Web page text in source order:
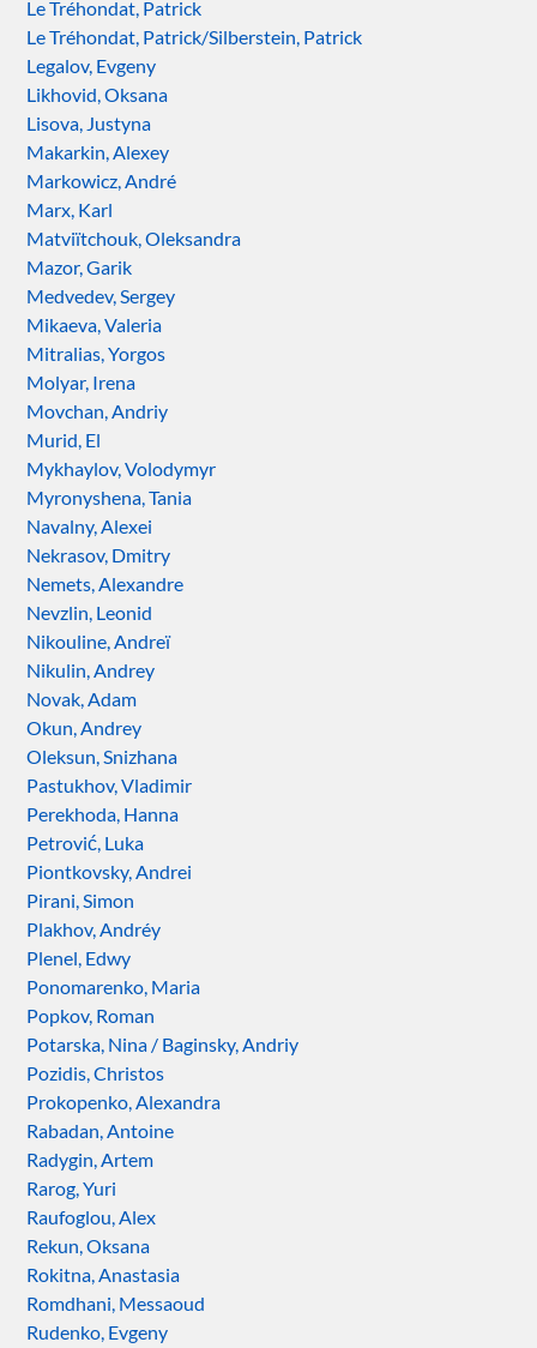
Le Tréhondat, Patrick
Le Tréhondat, Patrick/Silberstein, Patrick
Legalov, Evgeny
Likhovid, Oksana
Lisova, Justyna
Makarkin, Alexey
Markowicz, André
Marx, Karl
Matviïtchouk, Oleksandra
Mazor, Garik
Medvedev, Sergey
Mikaeva, Valeria
Mitralias, Yorgos
Molyar, Irena
Movchan, Andriy
Murid, El
Mykhaylov, Volodymyr
Myronyshena, Tania
Navalny, Alexei
Nekrasov, Dmitry
Nemets, Alexandre
Nevzlin, Leonid
Nikouline, Andreï
Nikulin, Andrey
Novak, Adam
Okun, Andrey
Oleksun, Snizhana
Pastukhov, Vladimir
Perekhoda, Hanna
Petrović, Luka
Piontkovsky, Andrei
Pirani, Simon
Plakhov, Andréy
Plenel, Edwy
Ponomarenko, Maria
Popkov, Roman
Potarska, Nina / Baginsky, Andriy
Pozidis, Christos
Prokopenko, Alexandra
Rabadan, Antoine
Radygin, Artem
Rarog, Yuri
Raufoglou, Alex
Rekun, Oksana
Rokitna, Anastasia
Romdhani, Messaoud
Rudenko, Evgeny